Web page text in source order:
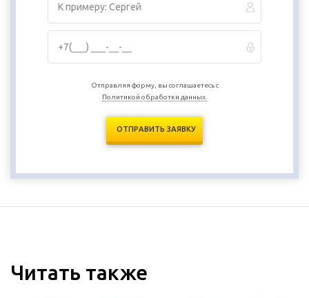
Отправляя форму, вы соглашаетесь с
Политикой обработки данных.
Читать также